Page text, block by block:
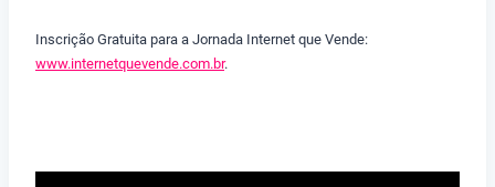
Inscrição Gratuita para a Jornada Internet que Vende:
www.internetquevende.com.br.